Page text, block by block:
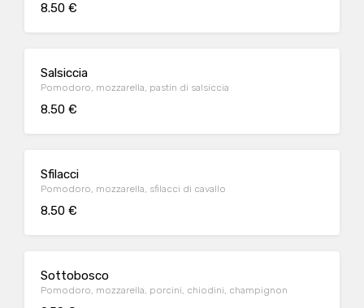
8.50 €
Salsiccia
Pomodoro, mozzarella, pastin di salsiccia
8.50 €
Sfilacci
Pomodoro, mozzarella, sfilacci di cavallo
8.50 €
Sottobosco
Pomodoro, mozzarella, porcini, chiodini, champignon